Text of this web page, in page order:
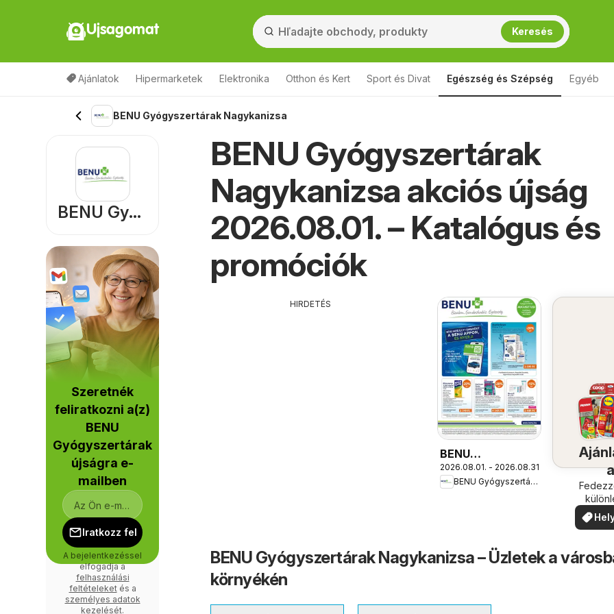
Ujsagomat Keresés
Ajánlatok Hipermarketek Elektronika Otthon és Kert Sport és Divat Egészség és Szépség Egyéb
BENU Gyógyszertárak Nagykanizsa
BENU Gyógyszertárak
Nagykanizsa akciós újság
2026.08.01. – Katalógus és
promóciók
HIRDETÉS
BENU
Gyógyszertárak
akciós újság
2026.08.01. - 2026.08.31.
BENU Gyógyszertárak
a
BENU Gyógyszertárak Nagykanizsa – Üzletek a
környékén
BENU Gyógyszertárak
Szeretnék
feliratkozni a(z)
BENU
Gyógyszertárak
újságra e-
mailben
Iratkozz fel
A bejelentkezéssel
elfogadja a
felhasználási
feltételeketés a
személyes adatok
kezelését.